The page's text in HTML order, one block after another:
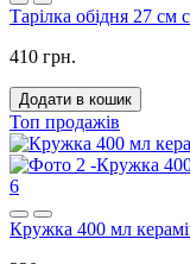
Тарілка обідня 27 см
410 грн.
Додати в кошик
Топ продажів
6
Кружка 400 мл